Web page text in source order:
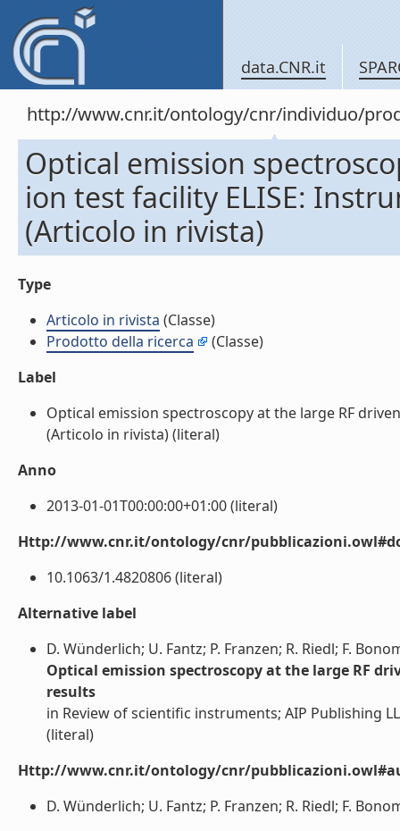
data.CNR.it
http://www.cnr.it/ontology/cnr/individuo/
Optical emission
ion test facility ELISE:
(Articolo in rivista)
Type
Articolo in rivista (Classe)
Prodotto della ricerca
(Classe)
Label
Optical emission spectroscopy at the large RF
(Articolo in rivista) (literal)
Anno
2013-01-01T00:00:00+01:00 (literal)
Http://www.cnr.it/ontology/cnr/
10.1063/1.4820806 (literal)
Alternative label
D. Wünderlich; U. Fantz; P. Franzen; R. Riedl; F.
Optical emission spectroscopy at the large RF
results
in Review of scientific instruments; AIP Publishing
(literal)
Http://www.cnr.it/ontology/cnr/
D. Wünderlich; U. Fantz; P. Franzen; R. Riedl; F.